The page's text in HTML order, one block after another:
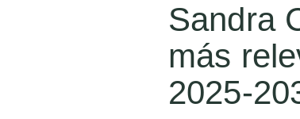
Sandra
más
2025-